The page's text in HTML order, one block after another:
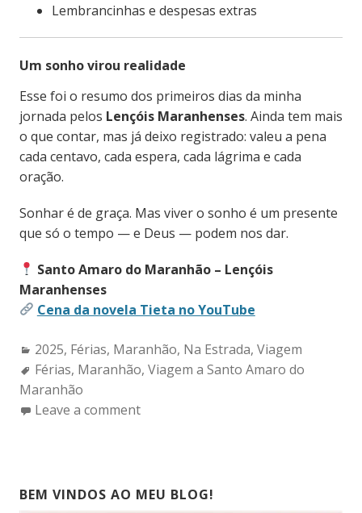
Lembrancinhas e despesas extras
Um sonho virou realidade
Esse foi o resumo dos primeiros dias da minha
jornada pelos Lençóis Maranhenses. Ainda tem mais
o que contar, mas já deixo registrado: valeu a pena
cada centavo, cada espera, cada lágrima e cada
oração.
Sonhar é de graça. Mas viver o sonho é um presente
que só o tempo — e Deus — podem nos dar.
Santo Amaro do Maranhão – Lençóis
Maranhenses
Cena da novela Tieta no YouTube
Categories:
2025, Férias, Maranhão, Na Estrada, Viagem
Tags:
Férias, Maranhão, Viagem a Santo Amaro do
Maranhão
Leave a comment
BEM VINDOS AO MEU BLOG!